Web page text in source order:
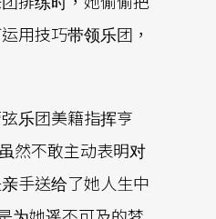
用技巧带领乐团，
乐团美籍指挥亨
然不敢主动表明对
手送给了她人生中